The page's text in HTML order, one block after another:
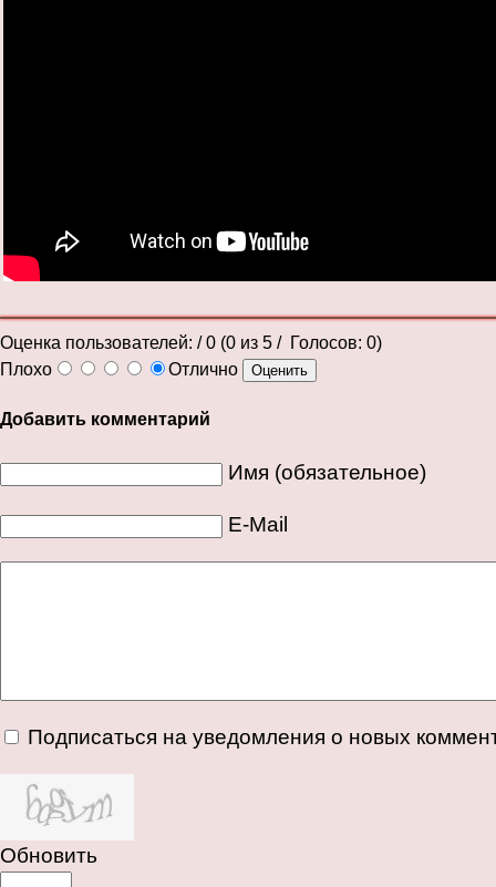
Оценка пользователей: / 0 (0 из 5 / Голосов: 0)
Плохо
Отлично
Добавить комментарий
Имя (обязательное)
E-Mail
Подписаться на уведомления о новых
Обновить